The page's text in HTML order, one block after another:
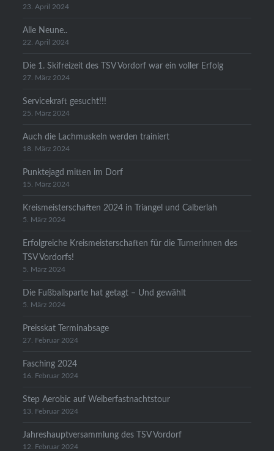
23. April 2024
Alle Neune..
22. April 2024
Die 1. Skifreizeit des TSV Vordorf war ein voller Erfolg
27. März 2024
Servicekraft gesucht!!!
25. März 2024
Auch die Lachmuskeln werden trainiert
18. März 2024
Punktejagd mitten im Dorf
15. März 2024
Kreismeisterschaften 2024 in Triangel und Calberlah
5. März 2024
Erfolgreiche Kreismeisterschaften für die Turnerinnen des
TSV Vordorfs!
5. März 2024
Die Fußballsparte hat getagt – Und gewählt
5. März 2024
Preisskat Terminabsage
27. Februar 2024
Fasching 2024
16. Februar 2024
Step Aerobic auf Weiberfastnachtstour
13. Februar 2024
Jahreshauptversammlung des TSV Vordorf
12. Februar 2024